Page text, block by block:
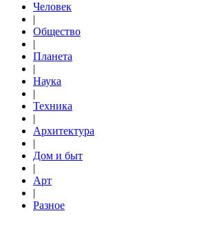
Человек
|
Общество
|
Планета
|
Наука
|
Техника
|
Архитектура
|
Дом и быт
|
Арт
|
Разное